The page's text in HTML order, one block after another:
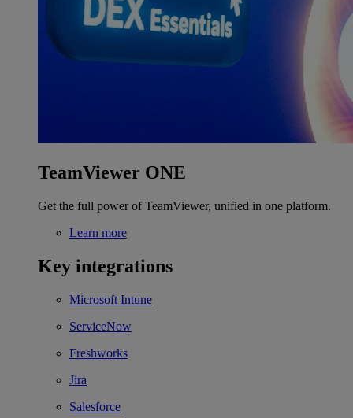
TeamViewer ONE
Get the full power of TeamViewer, unified in one platform.
Learn more
Key integrations
Microsoft Intune
ServiceNow
Freshworks
Jira
Salesforce